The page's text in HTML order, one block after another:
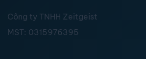
Công ty TNHH Zeitgeist
MST: 0315976395